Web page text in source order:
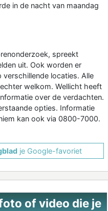
in de nacht van maandag
spreekt
uit. Ook worden er
locaties. Alle
welkom. Wellicht heeft
over de verdachten.
opties. Informatie
kan ook via 0800-7000.
je Google-favoriet
of video die je